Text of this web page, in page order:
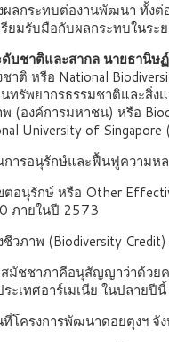
กระทบต่องานพัฒนา ทั้ง
ยมรับมือกับผลกระทบในระ
ชาติและสากล นายธานิษ
หรือ National
พยากรธรรมชาติและสิ่ง
(องค์การมหาชน) หรือ
University of Singapore
ารอนุรักษ์และฟื้นฟูความห
รักษ์ หรือ Other
ภายในปี 2573
ภาพ (Biodiversity
มัชชาภาคีอนุสัญญาว่าด้ว
ระเทศอาร์เมเนีย ในปลา
รงการพัฒนาดอยตุงฯ จัง